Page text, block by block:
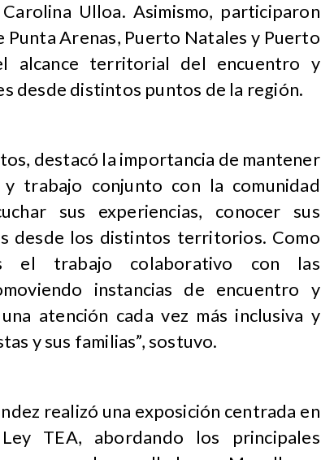
Ulloa. Asimismo, participaron
Arenas, Puerto Natales y Puerto
alcance territorial del encuentro y
desde distintos puntos de la región.
destacó la importancia de mantener
trabajo conjunto con la comunidad
sus experiencias, conocer sus
desde los distintos territorios. Como
el trabajo colaborativo con las
instancias de encuentro y
atención cada vez más inclusiva y
y sus familias”, sostuvo.
realizó una exposición centrada en
TEA, abordando los principales